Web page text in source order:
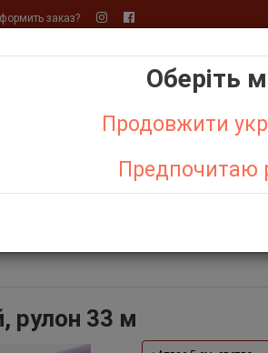
заказ?
ОТЗЫВЫ О МАГАЗИНЕ
рулон 33 м
Оберіть
Продовжити
Предпочитаю